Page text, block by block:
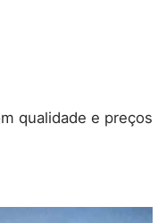
qualidade e preços